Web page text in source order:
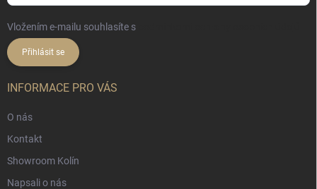
Vložením e-mailu souhlasíte s
Přihlásit se
INFORMACE PRO VÁS
O nás
Kontakt
Showroom Kolín
Napsali o nás